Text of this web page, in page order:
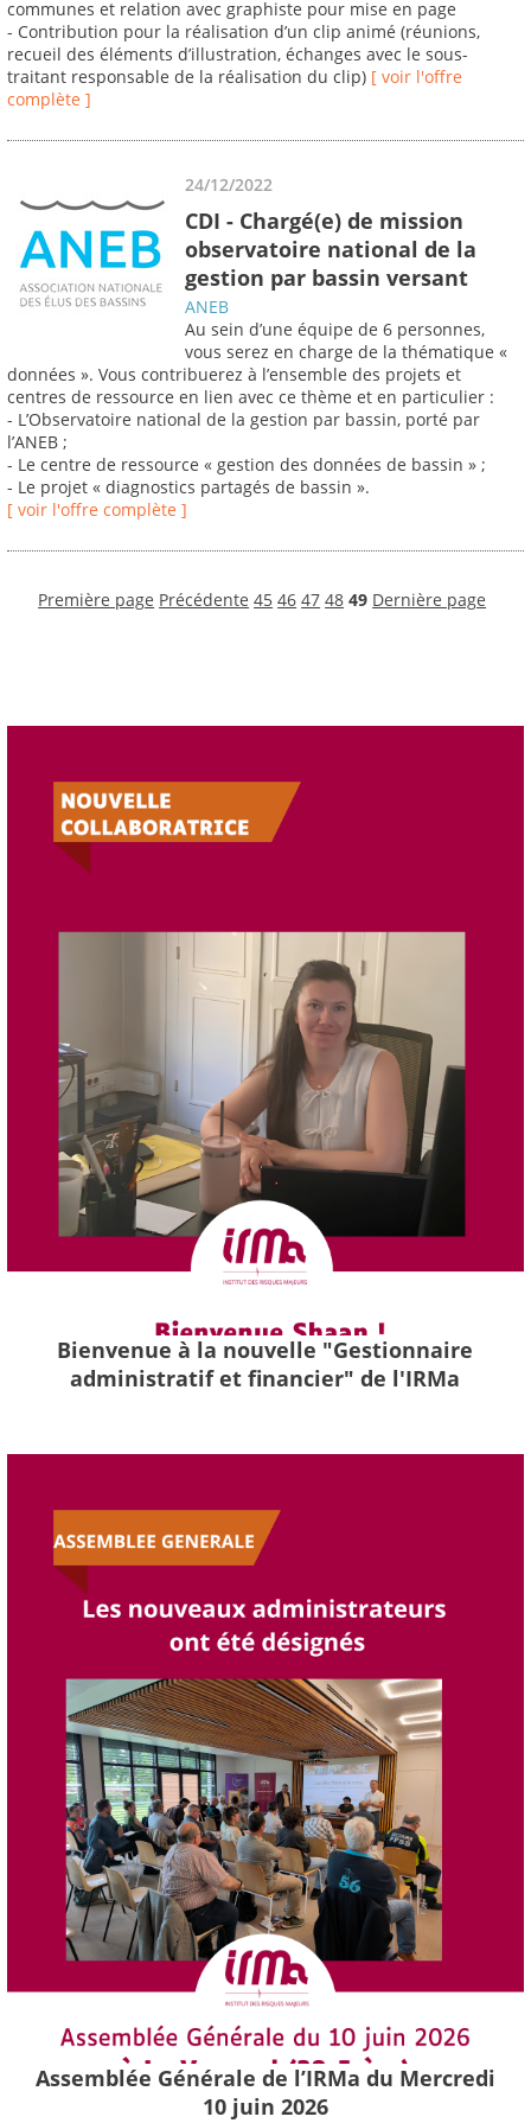
communes et relation avec graphiste pour mise en page
- Contribution pour la réalisation d’un clip animé (réunions,
recueil des éléments d’illustration, échanges avec le sous-
traitant responsable de la réalisation du clip) [ voir l'offre
complète ]
24/12/2022
CDI - Chargé(e) de mission
observatoire national de la
gestion par bassin versant
ANEB
Au sein d’une équipe de 6 personnes,
vous serez en charge de la thématique «
données ». Vous contribuerez à l’ensemble des projets et
centres de ressource en lien avec ce thème et en particulier :
- L’Observatoire national de la gestion par bassin, porté par
l’ANEB ;
- Le centre de ressource « gestion des données de bassin » ;
- Le projet « diagnostics partagés de bassin ».
[ voir l'offre complète ]
Première page Précédente 45 46 47 48 49 Dernière page
Bienvenue à la nouvelle "Gestionnaire
administratif et financier" de l'IRMa
Assemblée Générale de l’IRMa du Mercredi
10 juin 2026